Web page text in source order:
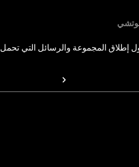
إطلاق المجموعة والرسائل التي تحمل